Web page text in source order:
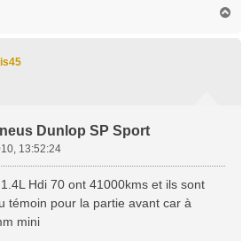
Dunlop SP Sport
13:52:24
Hdi 70 ont 41000kms et ils sont
témoin pour la partie avant car à
mini